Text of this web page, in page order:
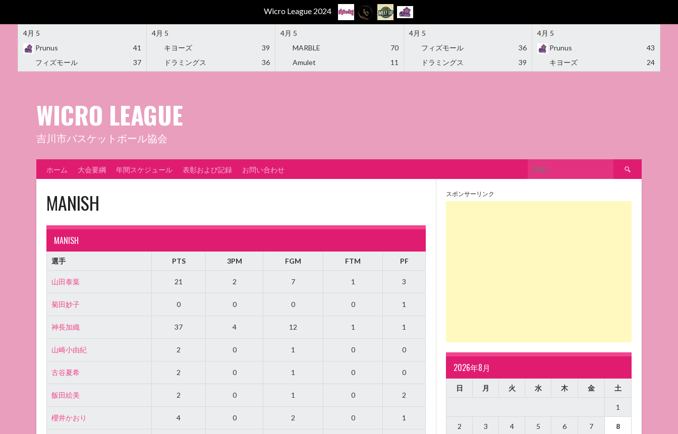
Wicro League 2024
4月 5
Prunus
41
フィズモール
37
4月 5
キヨーズ
39
ドラミングス
36
4月 5
MARBLE
70
Amulet
11
4月 5
フィズモール
36
ドラミングス
39
4月 5
Prunus
43
キヨーズ
24
WICRO LEAGUE
吉川市バスケットボール協会
ホーム 大会要綱 年間スケジュール 表彰および記録 お問い合わせ
索:
MANISH
MANISH
選手 PTS 3PM FGM FTM PF
山田泰葉 21 2 7 1 3
菊田妙子 0 0 0 0 1
神長加織 37 4 12 1 1
山崎小由紀 2 0 1 0 0
古谷夏希 2 0 1 0 0
飯田絵美 2 0 1 0 2
櫻井かおり 4 0 2 0 1
スポンサーリンク
2026年8月
日 月 火 水 木 金 土
1
2 3 4 5 6 7 8